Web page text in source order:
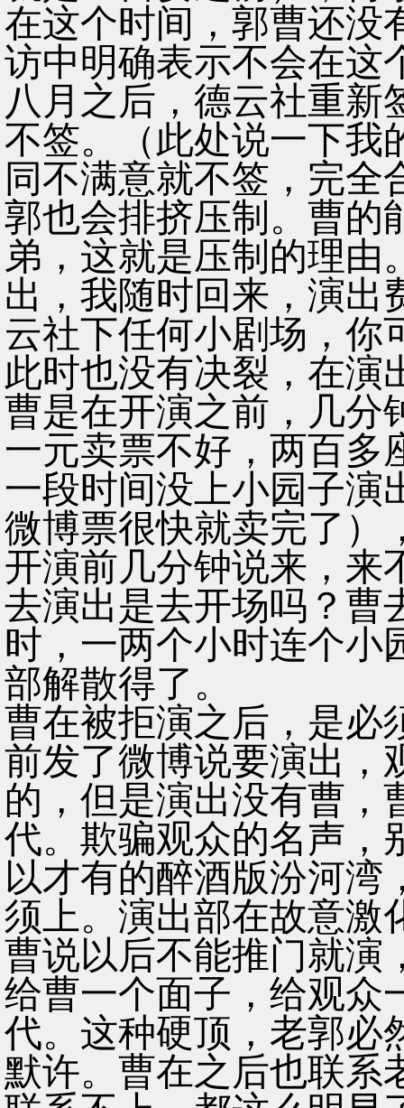
在这个时间，郭曹还没
访中明确表示不会在这
八月之后，德云社重新
不签。（此处说一下我
同不满意就不签，完全
郭也会排挤压制。曹的
弟，这就是压制的理由
出，我随时回来，演出
云社下任何小剧场，你
此时也没有决裂，在演
曹是在开演之前，几分
一元卖票不好，两百多
一段时间没上小园子演
微博票很快就卖完了）
开演前几分钟说来，来
去演出是去开场吗？曹
时，一两个小时连个小
部解散得了。
曹在被拒演之后，是必
前发了微博说要演出，
的，但是演出没有曹，
代。欺骗观众的名声，
以才有的醉酒版汾河湾
须上。演出部在故意激
曹说以后不能推门就演
给曹一个面子，给观众
代。这种硬顶，老郭必
默许。曹在之后也联系